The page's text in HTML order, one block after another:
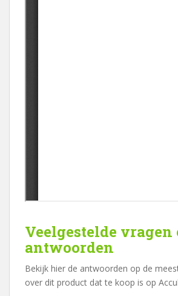
Veelgestelde vragen
antwoorden
Bekijk hier de antwoorden op de
over dit product dat te koop is op